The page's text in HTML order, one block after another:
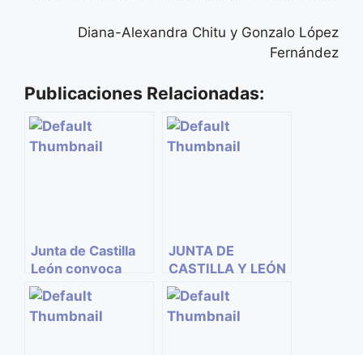
Diana-Alexandra Chitu y Gonzalo López
Fernández
Publicaciones Relacionadas:
Junta de Castilla
León convoca
Plazas personal
interino trabajador
social
JUNTA DE
CASTILLA Y LEÓN
OFRECE
CONVOCAR 3122
PLAZAS ESTE